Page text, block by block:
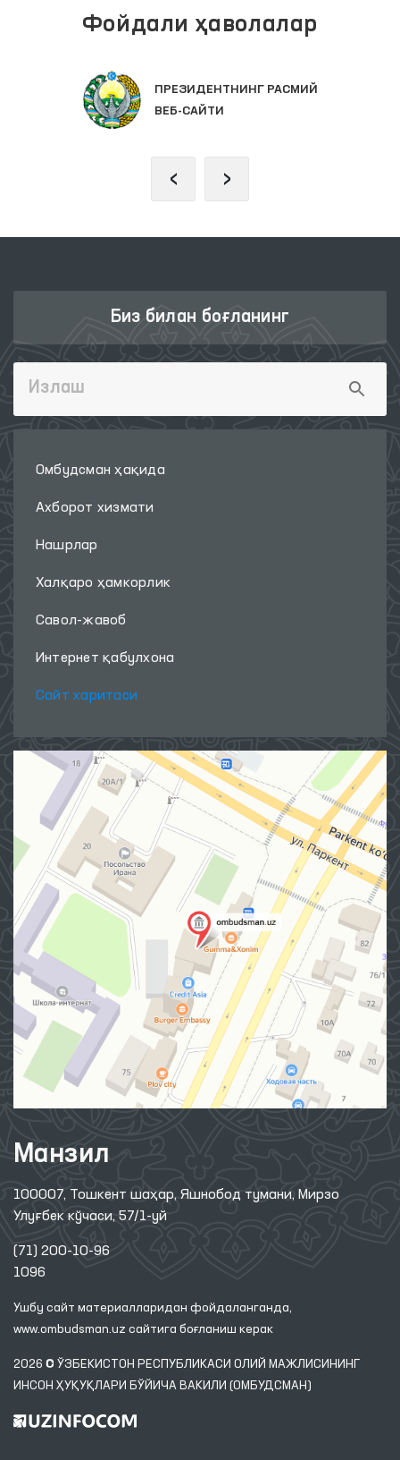
Фойдали ҳаволалар
ПРЕЗИДЕНТНИНГ РАСМИЙ
ВЕБ-САЙТИ
‹ ›
Биз билан боғланинг
Омбудсман ҳақида
Ахборот хизмати
Нашрлар
Халқаро ҳамкорлик
Савол-жавоб
Интернет қабулхона
Сайт харитаси
Манзил
100007, Тошкент шаҳар, Яшнобод тумани, Мирзо
Улуғбек кўчаси, 57/1-уй
(71) 200-10-96
1096
Ушбу сайт материалларидан фойдаланганда,
www.ombudsman.uz сайтига боғланиш керак
2026 © ЎЗБЕКИСТОН РЕСПУБЛИКАСИ ОЛИЙ МАЖЛИСИНИНГ
ИНСОН ҲУҚУҚЛАРИ БЎЙИЧА ВАКИЛИ (ОМБУДСМАН)